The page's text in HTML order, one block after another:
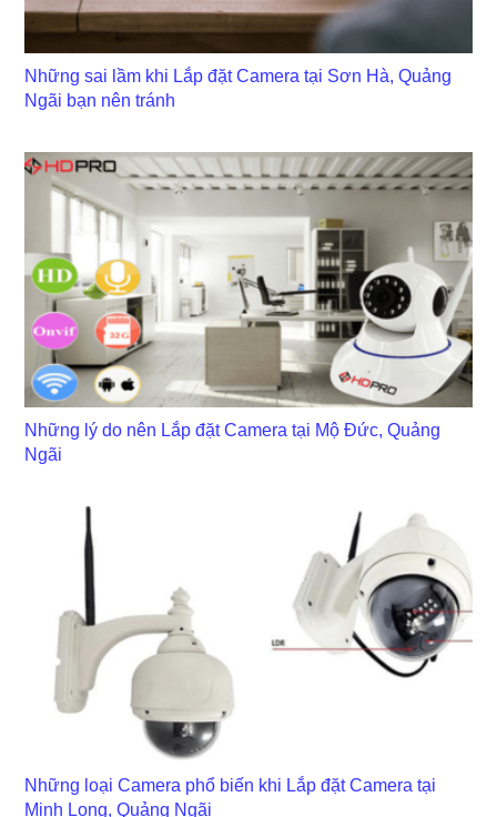
Những sai lầm khi Lắp đặt Camera tại Sơn Hà, Quảng
Ngãi bạn nên tránh
Những lý do nên Lắp đặt Camera tại Mộ Đức, Quảng
Ngãi
Những loại Camera phổ biến khi Lắp đặt Camera tại
Minh Long, Quảng Ngãi